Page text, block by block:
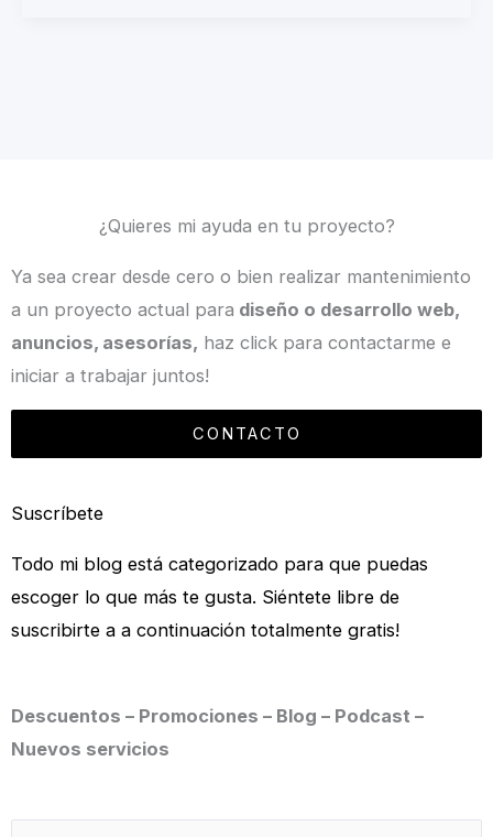
¿Quieres mi ayuda en tu proyecto?
Ya sea crear desde cero o bien realizar mantenimiento
a un proyecto actual para diseño o desarrollo web,
anuncios, asesorías, haz click para contactarme e
iniciar a trabajar juntos!
CONTACTO
Suscríbete
Todo mi blog está categorizado para que puedas
escoger lo que más te gusta. Siéntete libre de
suscribirte a a continuación totalmente gratis!
Descuentos – Promociones – Blog – Podcast –
Nuevos servicios